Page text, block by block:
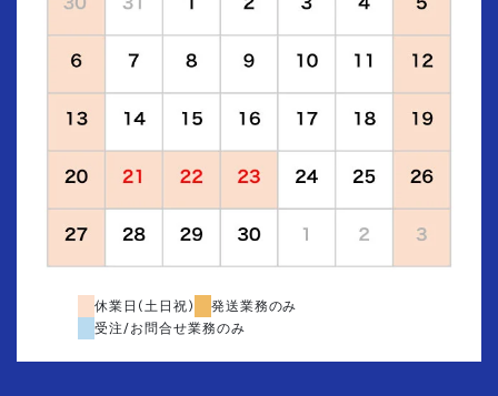
休業日(土日祝)
発送業務のみ
受注/お問合せ業務のみ